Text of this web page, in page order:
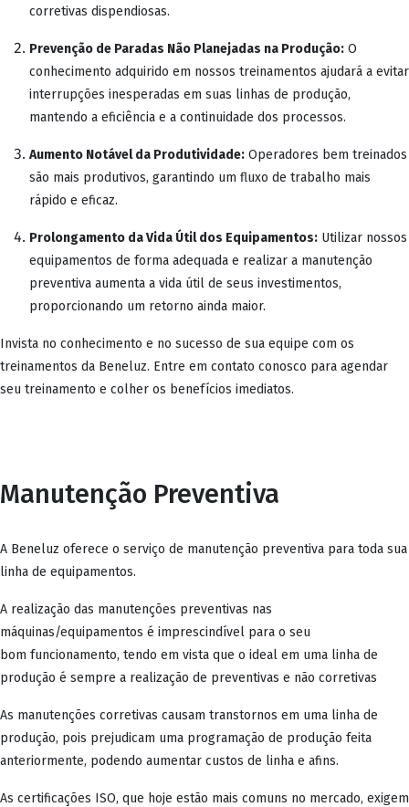
corretivas dispendiosas.
Prevenção de Paradas Não Planejadas na Produção: O
conhecimento adquirido em nossos treinamentos ajudará a evitar
interrupções inesperadas em suas linhas de produção,
mantendo a eficiência e a continuidade dos processos.
Aumento Notável da Produtividade: Operadores bem treinados
são mais produtivos, garantindo um fluxo de trabalho mais
rápido e eficaz.
Prolongamento da Vida Útil dos Equipamentos: Utilizar nossos
equipamentos de forma adequada e realizar a manutenção
preventiva aumenta a vida útil de seus investimentos,
proporcionando um retorno ainda maior.
Invista no conhecimento e no sucesso de sua equipe com os
treinamentos da Beneluz. Entre em contato conosco para agendar
seu treinamento e colher os benefícios imediatos.
Manutenção Preventiva
A Beneluz oferece o serviço de manutenção preventiva para toda sua
linha de equipamentos.
A realização das manutenções preventivas nas
máquinas/equipamentos é imprescindível para o seu
bom funcionamento, tendo em vista que o ideal em uma linha de
produção é sempre a realização de preventivas e não corretivas
As manutenções corretivas causam transtornos em uma linha de
produção, pois prejudicam uma programação de produção feita
anteriormente, podendo aumentar custos de linha e afins.
As certificações ISO, que hoje estão mais comuns no mercado, exigem